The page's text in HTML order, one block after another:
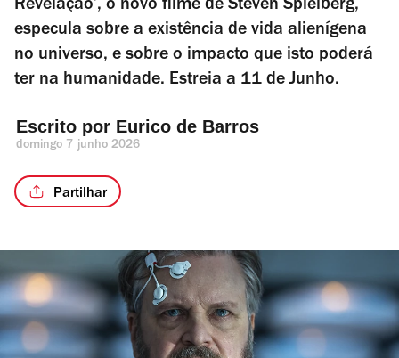
Revelação’, o novo filme de Steven Spielberg,
especula sobre a existência de vida alienígena
no universo, e sobre o impacto que isto poderá
ter na humanidade. Estreia a 11 de Junho.
Escrito por Eurico de Barros
domingo 7 junho 2026
Partilhar